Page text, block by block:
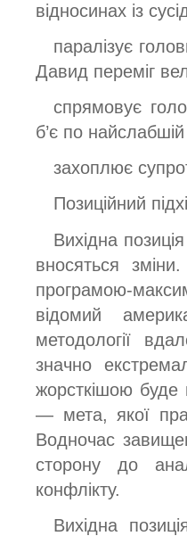
відносинах із
паралізує
Давид переміг
спрямовує
б’є по найслабшій
захоплює
Позиційний
Вихідна
вносяться
програмою-
відомий
методології
значно
жорсткішою буде
— мета, якої
Водночас
сторону до
конфлікту.
Вихідна